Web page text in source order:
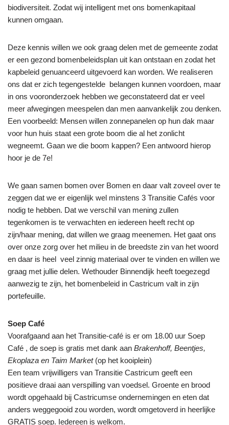
biodiversiteit. Zodat wij intelligent met ons bomenkapitaal
kunnen omgaan.
Deze kennis willen we ook graag delen met de gemeente zodat
er een gezond bomenbeleidsplan uit kan ontstaan en zodat het
kapbeleid genuanceerd uitgevoerd kan worden. We realiseren
ons dat er zich tegengestelde belangen kunnen voordoen, maar
in ons vooronderzoek hebben we geconstateerd dat er veel
meer afwegingen meespelen dan men aanvankelijk zou denken.
Een voorbeeld: Mensen willen zonnepanelen op hun dak maar
voor hun huis staat een grote boom die al het zonlicht
wegneemt. Gaan we die boom kappen? Een antwoord hierop
hoor je de 7e!
We gaan samen bomen over Bomen en daar valt zoveel over te
zeggen dat we er eigenlijk wel minstens 3 Transitie Cafés voor
nodig te hebben. Dat we verschil van mening zullen
tegenkomen is te verwachten en iedereen heeft recht op
zijn/haar mening, dat willen we graag meenemen. Het gaat ons
over onze zorg over het milieu in de breedste zin van het woord
en daar is heel veel zinnig materiaal over te vinden en willen we
graag met jullie delen. Wethouder Binnendijk heeft toegezegd
aanwezig te zijn, het bomenbeleid in Castricum valt in zijn
portefeuille.
Soep Café
Voorafgaand aan het Transitie-café is er om 18.00 uur Soep
Café , de soep is gratis met dank aan Brakenhoff, Beentjes,
Ekoplaza en Taim Market(op het kooiplein)
Een team vrijwilligers van Transitie Castricum geeft een
positieve draai aan verspilling van voedsel. Groente en brood
wordt opgehaald bij Castricumse ondernemingen en eten dat
anders weggegooid zou worden, wordt omgetoverd in heerlijke
GRATIS soep. Iedereen is welkom.